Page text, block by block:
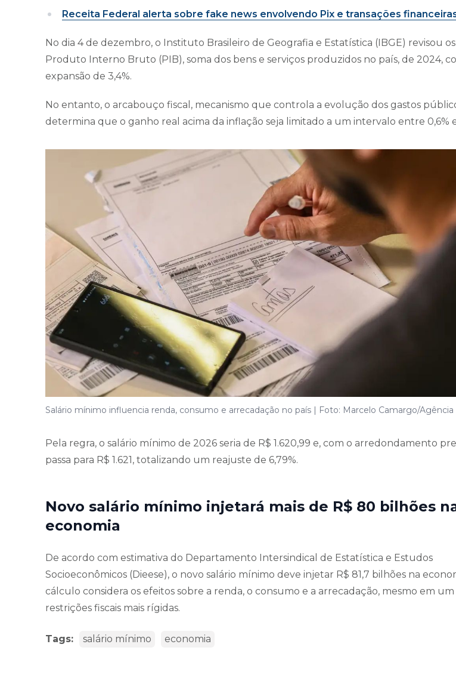
Receita Federal alerta sobre fake news envolvendo Pix e transações
No dia 4 de dezembro, o Instituto Brasileiro de Geografia e Estatística (IBGE) revisou
Produto Interno Bruto (PIB), soma dos bens e serviços produzidos no país, de 2024,
expansão de 3,4%.
No entanto, o arcabouço fiscal, mecanismo que controla a evolução dos gastos
determina que o ganho real acima da inflação seja limitado a um intervalo entre 0,6% e
Salário mínimo influencia renda, consumo e arrecadação no país | Foto: Marcelo Camargo/Agência
Pela regra, o salário mínimo de 2026 seria de R$ 1.620,99 e, com o arredondamento
passa para R$ 1.621, totalizando um reajuste de 6,79%.
Novo salário mínimo injetará mais de R$ 80 bilhões
economia
De acordo com estimativa do Departamento Intersindical de Estatística e Estudos
Socioeconômicos (Dieese), o novo salário mínimo deve injetar R$ 81,7 bilhões na
cálculo considera os efeitos sobre a renda, o consumo e a arrecadação, mesmo em
restrições fiscais mais rígidas.
Tags: salário mínimo economia